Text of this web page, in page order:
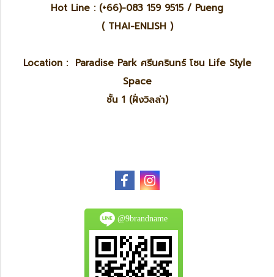
Hot Line : (+66)-083 159 9515 / Pueng
( THAI-ENLISH )
Location : Paradise Park ศรีนครินทร์ โซน Life Style
Space
ชั้น 1 (ฝั่งวิลล่า)
@9brandname